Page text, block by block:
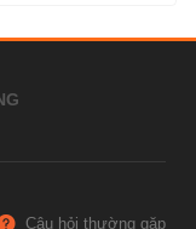
Câu hỏi thường gặp